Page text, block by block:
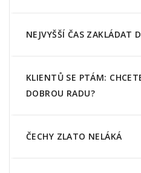
NEJVYŠŠÍ ČAS ZAKLÁDAT
KLIENTŮ SE PTÁM:
DOBROU RADU?
ČECHY ZLATO NELÁKÁ